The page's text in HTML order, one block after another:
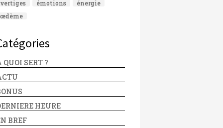
vertiges émotions
énergie
œdème
QUOI SERT ?
HEURE
BREF